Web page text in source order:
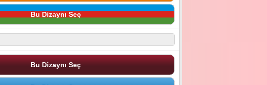
Bu Dizaynı Seç
Bu Dizaynı Seç